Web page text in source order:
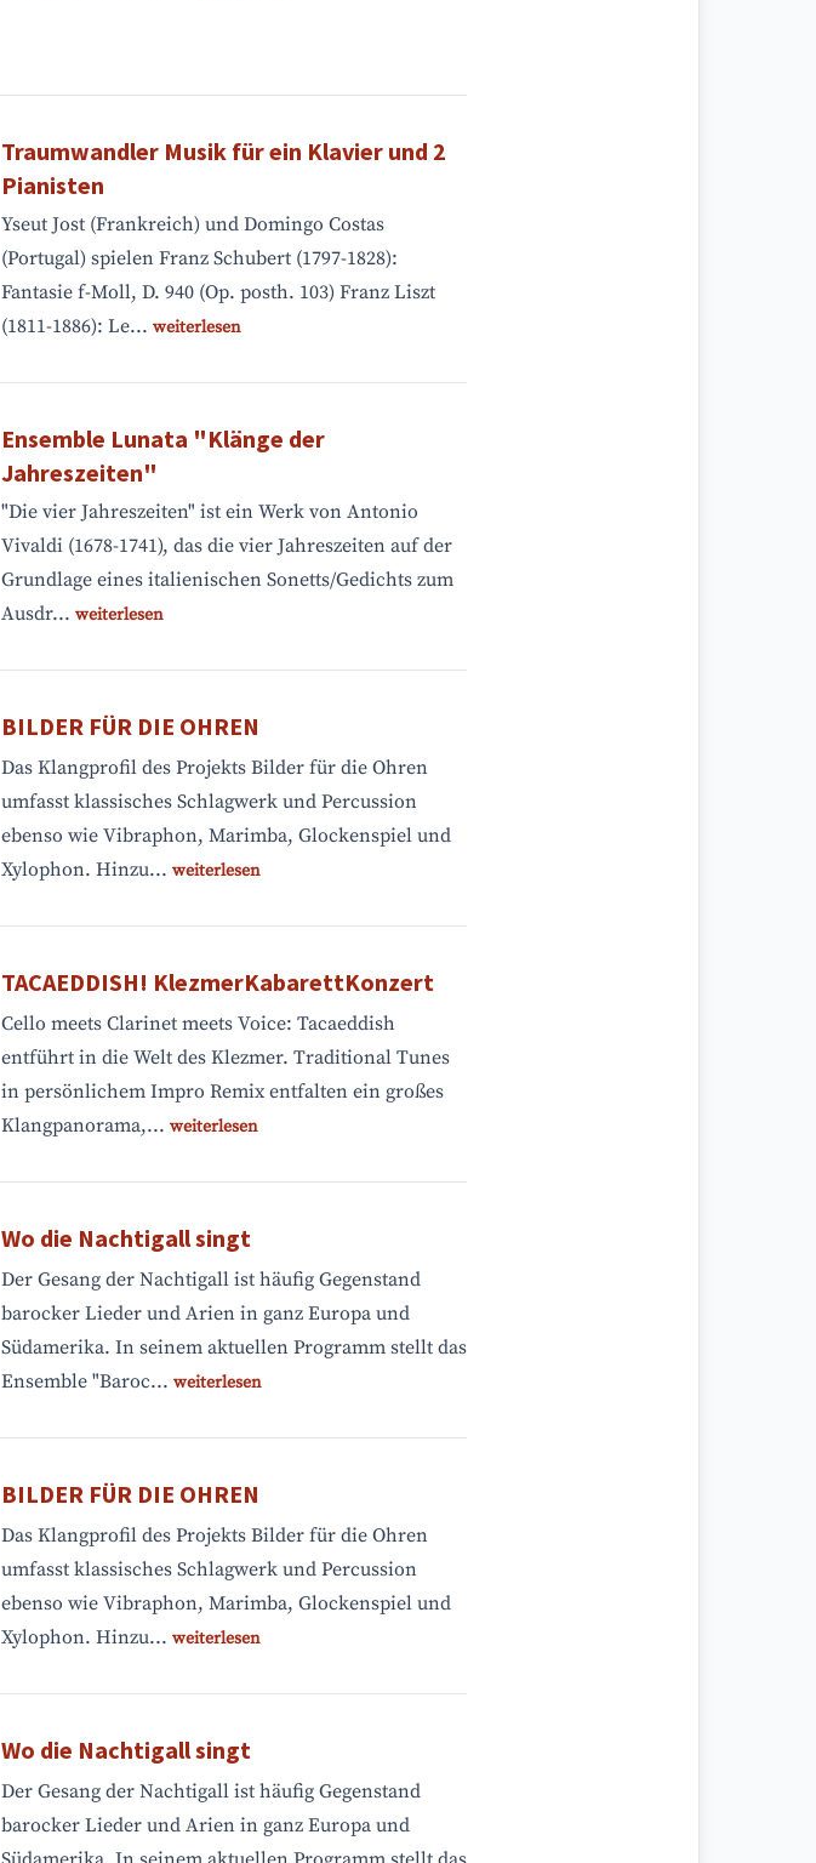
Traumwandler Musik für ein Klavier und 2
Pianisten
Yseut Jost (Frankreich) und Domingo Costas
(Portugal) spielen Franz Schubert (1797-1828):
Fantasie f-Moll, D. 940 (Op. posth. 103) Franz Liszt
(1811-1886): Le... weiterlesen
Ensemble Lunata "Klänge der
Jahreszeiten"
"Die vier Jahreszeiten" ist ein Werk von Antonio
Vivaldi (1678-1741), das die vier Jahreszeiten auf der
Grundlage eines italienischen Sonetts/Gedichts zum
Ausdr... weiterlesen
BILDER FÜR DIE OHREN
Das Klangprofil des Projekts Bilder für die Ohren
umfasst klassisches Schlagwerk und Percussion
ebenso wie Vibraphon, Marimba, Glockenspiel und
Xylophon. Hinzu... weiterlesen
TACAEDDISH! KlezmerKabarettKonzert
Cello meets Clarinet meets Voice: Tacaeddish
entführt in die Welt des Klezmer. Traditional Tunes
in persönlichem Impro Remix entfalten ein großes
Klangpanorama,... weiterlesen
Wo die Nachtigall singt
Der Gesang der Nachtigall ist häufig Gegenstand
barocker Lieder und Arien in ganz Europa und
Südamerika. In seinem aktuellen Programm stellt das
Ensemble "Baroc... weiterlesen
BILDER FÜR DIE OHREN
Das Klangprofil des Projekts Bilder für die Ohren
umfasst klassisches Schlagwerk und Percussion
ebenso wie Vibraphon, Marimba, Glockenspiel und
Xylophon. Hinzu... weiterlesen
Wo die Nachtigall singt
Der Gesang der Nachtigall ist häufig Gegenstand
barocker Lieder und Arien in ganz Europa und